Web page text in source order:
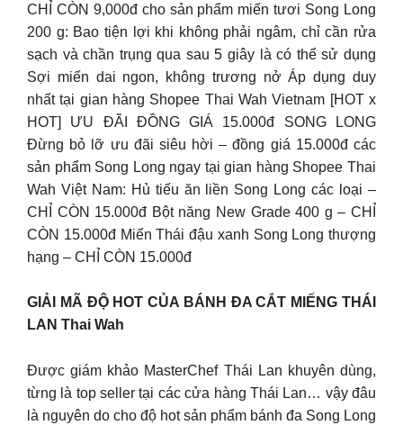
CHỈ CÒN 9,000đ cho sản phẩm miến tươi Song Long
200 g: Bao tiện lợi khi không phải ngâm, chỉ cần rửa
sạch và chần trụng qua sau 5 giây là có thể sử dụng
Sợi miến dai ngon, không trương nở Áp dụng duy
nhất tại gian hàng Shopee Thai Wah Vietnam [HOT x
HOT] ƯU ĐÃI ĐỒNG GIÁ 15.000đ SONG LONG
Đừng bỏ lỡ ưu đãi siêu hời – đồng giá 15.000đ các
sản phẩm Song Long ngay tại gian hàng Shopee Thai
Wah Việt Nam: Hủ tiếu ăn liền Song Long các loại –
CHỈ CÒN 15.000đ Bột năng New Grade 400 g – CHỈ
CÒN 15.000đ Miến Thái đậu xanh Song Long thượng
hạng – CHỈ CÒN 15.000đ
GIẢI MÃ ĐỘ HOT CỦA BÁNH ĐA CẮT MIẾNG THÁI
LAN Thai Wah
Được giám khảo MasterChef Thái Lan khuyên dùng,
từng là top seller tại các cửa hàng Thái Lan… vậy đâu
là nguyên do cho độ hot sản phẩm bánh đa Song Long